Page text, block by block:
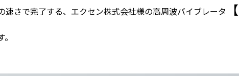
速さで完了する、エクセン株式会社様の高周波バイブレータ 【